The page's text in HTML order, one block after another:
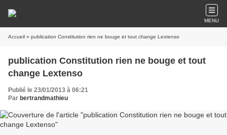
MENU
Accueil » publication Constitution rien ne bouge et tout change Lextenso
publication Constitution rien ne bouge et tout
change Lextenso
Publié le 23/01/2013 à 06:21
Par bertrandmathieu